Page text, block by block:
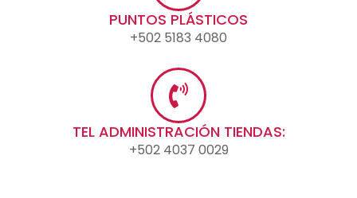
PUNTOS PLÁSTICOS
+502 5183 4080
TEL ADMINISTRACIÓN TIENDAS:
+502 4037 0029